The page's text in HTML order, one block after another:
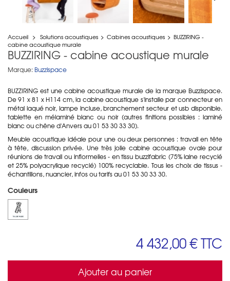
Accueil > Solutions acoustiques > Cabines acoustiques > BUZZIRING -
cabine acoustique murale
BUZZIRING - cabine acoustique murale
Marque: Buzzispace
BUZZIRING est une cabine acoustique murale de la marque Buzzispace.
De 91 x 81 x H114 cm, la cabine acoustique s'installe par connecteur en
métal laqué noir, lampe incluse, branchement secteur et usb disponible.
tablette en mélaminé blanc ou noir (autres finitions possibles : laminé
blanc ou chêne d'Anvers au 01 53 30 33 30).
Meuble acoustique idéale pour une ou deux personnes : travail en tête
à tête, discussion privée. Une très jolie cabine acoustique ovale pour
réunions de travail ou infiormelles - en tissu buzzifabric (75% laine recyclé
et 25% polyacrylique recyclé) 100% recyclable. Tous les choix de tissus -
échantillons, nuancier, infos ou tarifs au 01 53 30 33 30.
Couleurs
4 432,00 €TTC
Ajouter au panier